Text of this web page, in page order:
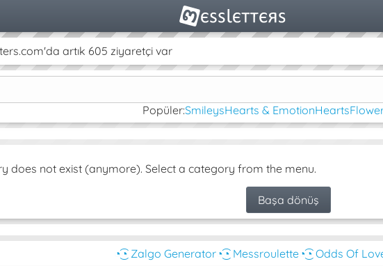
artık 605 ziyaretçi var
Popüler:SmileysHearts & EmotionHearts
does not exist (anymore). Select a category from the menu.
Başa dönüş
◔͜͡◔ Zalgo Generator ◔͜͡◔ Messroulette ◔͜͡◔ Odds Of